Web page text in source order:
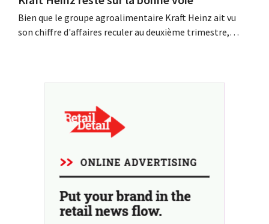
Bien que le groupe agroalimentaire Kraft Heinz ait vu
son chiffre d'affaires reculer au deuxième trimestre,